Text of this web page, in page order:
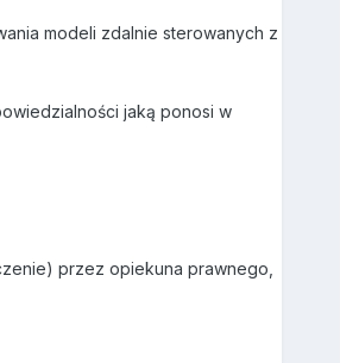
modeli zdalnie sterowanych z
jaką ponosi w
przez opiekuna prawnego,